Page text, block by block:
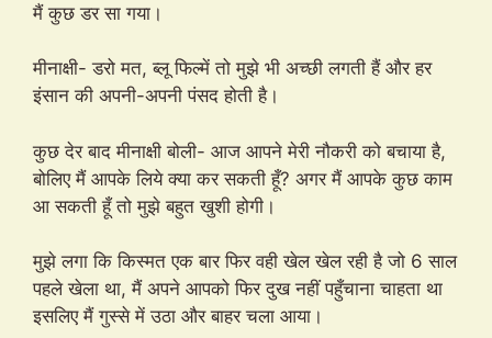
मैं कुछ डर सा गया।
मीनाक्षी- डरो मत, ब्लू फिल्में तो मुझे भी अच्छी लगती हैं और हर
इंसान की अपनी-अपनी पंसद होती है।
कुछ देर बाद मीनाक्षी बोली- आज आपने मेरी नौकरी को बचाया है,
बोलिए मैं आपके लिये क्या कर सकती हूँ? अगर मैं आपके कुछ काम
आ सकती हूँ तो मुझे बहुत खुशी होगी।
मुझे लगा कि किस्मत एक बार फिर वही खेल खेल रही है जो 6 साल
पहले खेला था, मैं अपने आपको फिर दुख नहीं पहुँचाना चाहता था
इसलिए मैं गुस्से में उठा और बाहर चला आया।